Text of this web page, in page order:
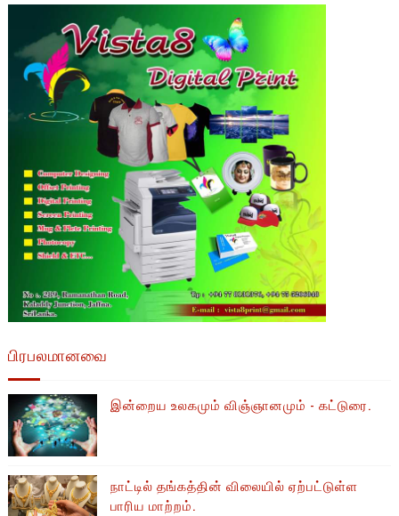
பிரபலமானவை
இன்றைய உலகமும் விஞ்ஞானமும் - கட்டுரை.
நாட்டில் தங்கத்தின் விலையில் ஏற்பட்டுள்ள
பாரிய மாற்றம்.